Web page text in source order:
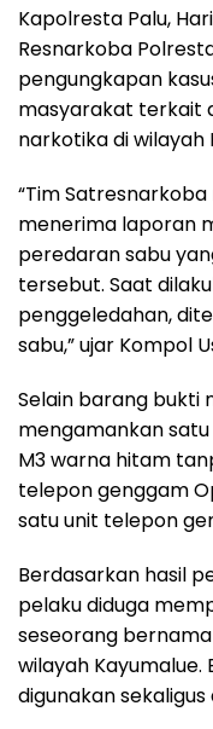
Kapolresta Palu,
Resnarkoba
pengungkapan
masyarakat terkait
narkotika di wilayah
“Tim
menerima laporan
peredaran sabu
tersebut. Saat
penggeledahan,
sabu,” ujar Kompol
Selain barang bukti
mengamankan
M3 warna hitam
telepon genggam
satu unit telepon
Berdasarkan hasil
pelaku diduga
seseorang
wilayah Kayumalue.
digunakan